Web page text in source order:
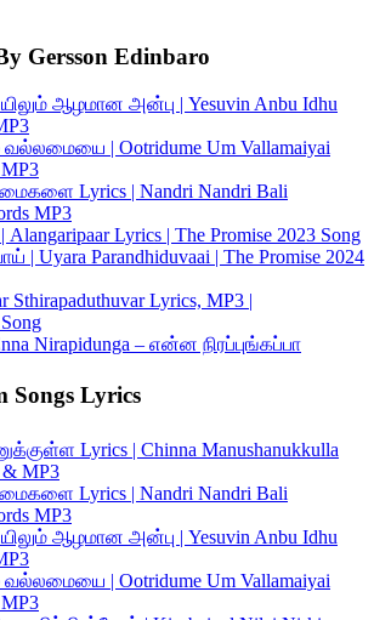
Gersson Edinbaro
ஆழமான அன்பு | Yesuvin Anbu Idhu
வல்லமையை | Ootridume Um Vallamaiyai
Lyrics | Nandri Nandri Bali
MP3
Lyrics | The Promise 2023 Song
| Uyara Parandhiduvaai | The Promise 2024
Sthirapaduthuvar Lyrics, MP3 |
Nirapidunga – என்ன நிரப்புங்கப்பா
Songs Lyrics
Lyrics | Chinna Manushanukkulla
& MP3
Lyrics | Nandri Nandri Bali
MP3
ஆழமான அன்பு | Yesuvin Anbu Idhu
வல்லமையை | Ootridume Um Vallamaiyai